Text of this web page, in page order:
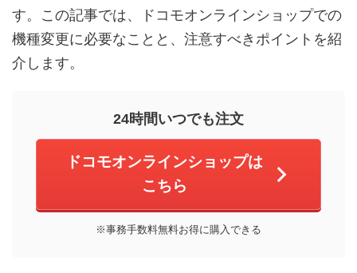
す。この記事では、ドコモオンラインショップでの
機種変更に必要なことと、注意すべきポイントを紹
介します。
24時間いつでも注文
ドコモオンラインショップは
こちら
※事務手数料無料お得に購入できる